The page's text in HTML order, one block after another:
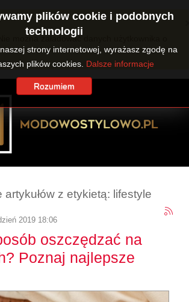
można załadować danych użytkownika o
artykułów z etykietą: lifestyle
2019 18:06
oszczędzać na
Poznaj najlepsze
plików cookie i podobnych
technologii
strony internetowej, wyrażasz zgodę na
plików cookies. Dalsze informacje
Rozumiem